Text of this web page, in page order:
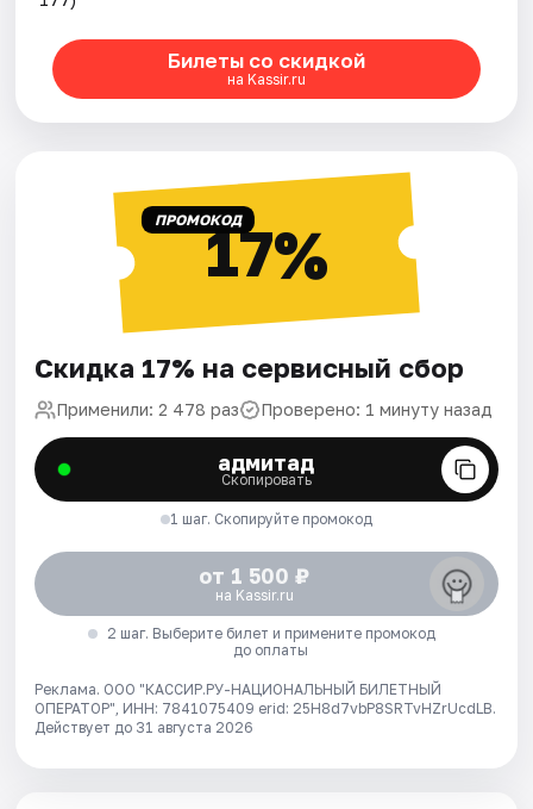
Билеты со скидкой
на Kassir.ru
ПРОМОКОД17%
Скидка 17% на сервисный сбор
Применили: 2 478 раз Проверено: 1 минуту назад
адмитад
Скопировать
1 шаг. Скопируйте промокод
от 1 500 ₽
на Kassir.ru
2 шаг. Выберите билет и примените промокод
до оплаты
Реклама. ООО "КАССИР.РУ-НАЦИОНАЛЬНЫЙ БИЛЕТНЫЙ
ОПЕРАТОР", ИНН: 7841075409 erid: 25H8d7vbP8SRTvHZrUcdLB.
Действует до 31 августа 2026